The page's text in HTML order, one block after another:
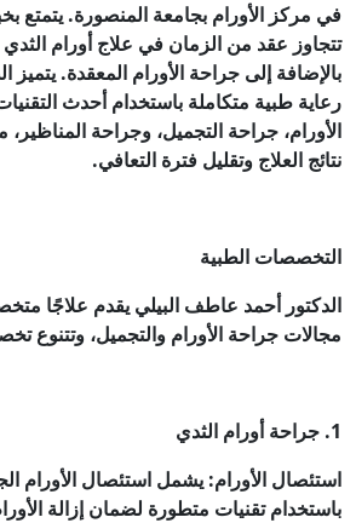
في مركز الأورام بجامعة المنصورة. يتمتع
تتجاوز عقد من الزمان في علاج أورام الثدي
بالإضافة إلى جراحة الأورام المعقدة. يتميز
رعاية طبية متكاملة باستخدام أحدث
الأورام، جراحة التجميل، وجراحة
نتائج العلاج وتقليل فترة التعافي.
التخصصات الطبية
الدكتور أحمد عاطف البيلي يقدم علاجًا
مجالات جراحة الأورام والتجميل، وتتنوع
1. جراحة أورام الثدي
استئصال الأورام: يشمل استئصال الأورام
باستخدام تقنيات متطورة لضمان إزالة